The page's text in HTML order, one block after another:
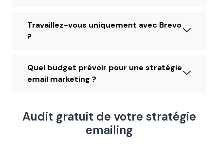
Travaillez-vous uniquement avec Brevo
?
Quel budget prévoir pour une stratégie
email marketing ?
Audit gratuit de votre stratégie
emailing